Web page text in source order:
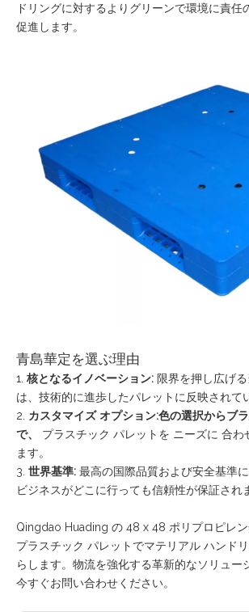
ドリングに対するよりグリーンで環境に責任
促進します。
青島華定を選ぶ理由
1. 核となるイノベーション: 限界を押し広げ
は、技術的に進歩したパレットに反映されて
2. カスタマイズ オプション:色の選択からブ
で、
プラスチック パレットを ニーズに 合わ
ます。
3. 世界基準: 最高の国際品質および安全基準に
ビジネスがどこに行っても信頼性が保証され
Qingdao Huading の 48 x 48 ポリプロピレ
プラスチック パレットでマテリアル ハンド
らします。物流を強化する革新的なソリュー
今すぐお問い合わせください。